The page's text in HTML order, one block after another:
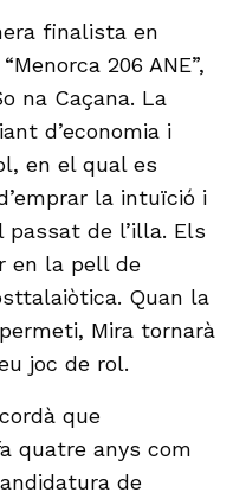
finalista en
206 ANE”,
na Caçana. La
d’economia i
en el qual es
la intuïció i
de l’illa. Els
en la pell de
Quan la
Mira tornarà
joc de rol.
que
quatre anys com
de